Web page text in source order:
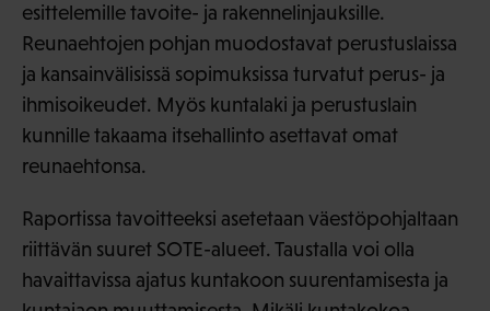
esittelemille tavoite- ja rakennelinjauksille.
Reunaehtojen pohjan muodostavat perustuslaissa
ja kansainvälisissä sopimuksissa turvatut perus- ja
ihmisoikeudet. Myös kuntalaki ja perustuslain
kunnille takaama itsehallinto asettavat omat
reunaehtonsa.
Raportissa tavoitteeksi asetetaan väestöpohjaltaan
riittävän suuret SOTE-alueet. Taustalla voi olla
havaittavissa ajatus kuntakoon suurentamisesta ja